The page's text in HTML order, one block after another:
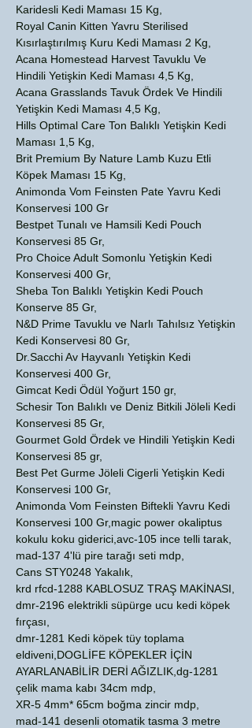
Karidesli Kedi Maması 15 Kg,
Royal Canin Kitten Yavru Sterilised
Kısırlaştırılmış Kuru Kedi Maması 2 Kg,
Acana Homestead Harvest Tavuklu Ve
Hindili Yetişkin Kedi Maması 4,5 Kg,
Acana Grasslands Tavuk Ördek Ve Hindili
Yetişkin Kedi Maması 4,5 Kg,
Hills Optimal Care Ton Balıklı Yetişkin Kedi
Maması 1,5 Kg,
Brit Premium By Nature Lamb Kuzu Etli
Köpek Maması 15 Kg,
Animonda Vom Feinsten Pate Yavru Kedi
Konservesi 100 Gr
Bestpet Tunalı ve Hamsili Kedi Pouch
Konservesi 85 Gr,
Pro Choice Adult Somonlu Yetişkin Kedi
Konservesi 400 Gr,
Sheba Ton Balıklı Yetişkin Kedi Pouch
Konserve 85 Gr,
N&D Prime Tavuklu ve Narlı Tahılsız Yetişkin
Kedi Konservesi 80 Gr,
Dr.Sacchi Av Hayvanlı Yetişkin Kedi
Konservesi 400 Gr,
Gimcat Kedi Ödül Yoğurt 150 gr,
Schesir Ton Balıklı ve Deniz Bitkili Jöleli Kedi
Konservesi 85 Gr,
Gourmet Gold Ördek ve Hindili Yetişkin Kedi
Konservesi 85 gr,
Best Pet Gurme Jöleli Cigerli Yetişkin Kedi
Konservesi 100 Gr,
Animonda Vom Feinsten Biftekli Yavru Kedi
Konservesi 100 Gr,magic power okaliptus
kokulu koku giderici,avc-105 ince telli tarak,
mad-137 4'lü pire tarağı seti mdp,
Cans STY0248 Yakalık,
krd rfcd-1288 KABLOSUZ TRAŞ MAKİNASI,
dmr-2196 elektrikli süpürge ucu kedi köpek
fırçası,
dmr-1281 Kedi köpek tüy toplama
eldiveni,DOGLİFE KÖPEKLER İÇİN
AYARLANABİLİR DERİ AĞIZLIK,dg-1281
çelik mama kabı 34cm mdp,
XR-5 4mm* 65cm boğma zincir mdp,
mad-141 desenli otomatik tasma 3 metre